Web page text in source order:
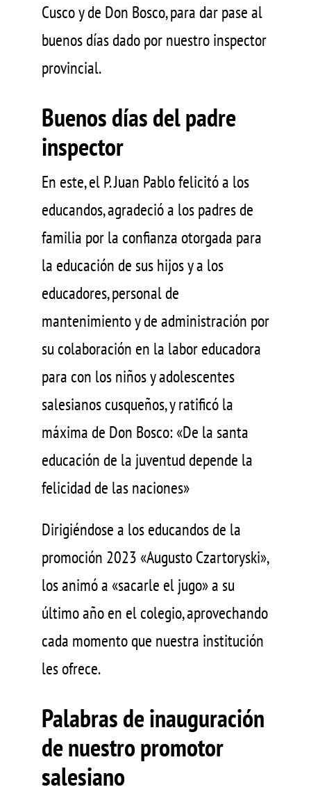
Cusco y de Don Bosco, para dar pase al
buenos días dado por nuestro inspector
provincial.
Buenos días del padre
inspector
En este, el P. Juan Pablo felicitó a los
educandos, agradeció a los padres de
familia por la confianza otorgada para
la educación de sus hijos y a los
educadores, personal de
mantenimiento y de administración por
su colaboración en la labor educadora
para con los niños y adolescentes
salesianos cusqueños, y ratificó la
máxima de Don Bosco: «De la santa
educación de la juventud depende la
felicidad de las naciones»
Dirigiéndose a los educandos de la
promoción 2023 «Augusto Czartoryski»,
los animó a «sacarle el jugo» a su
último año en el colegio, aprovechando
cada momento que nuestra institución
les ofrece.
Palabras de inauguración
de nuestro promotor
salesiano